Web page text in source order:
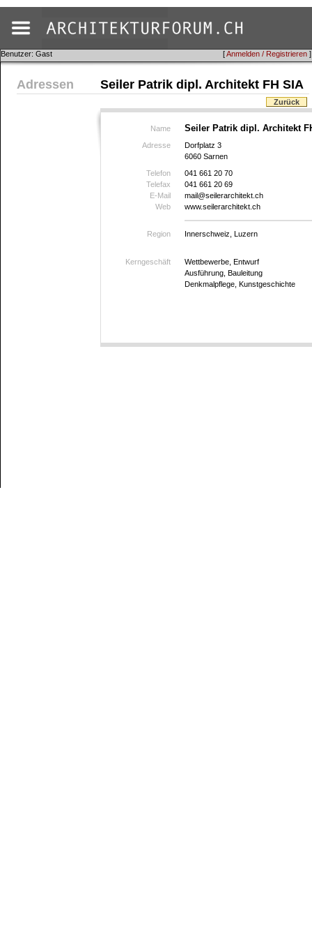
[Anmelden / Registrieren ]
Benutzer: Gast
Adressen Seiler Patrik dipl. Architekt FH SIA
Zurück
Name Seiler Patrik dipl. Architekt
Adresse
Dorfplatz 3
6060 Sarnen
Telefon
041 661 20 70
Telefax
041 661 20 69
E-Mail
mail@seilerarchitekt.ch
Web
www.seilerarchitekt.ch
Region Innerschweiz, Luzern
Kerngeschäft
Wettbewerbe, Entwurf
Ausführung, Bauleitung
Denkmalpflege, Kunstgeschichte